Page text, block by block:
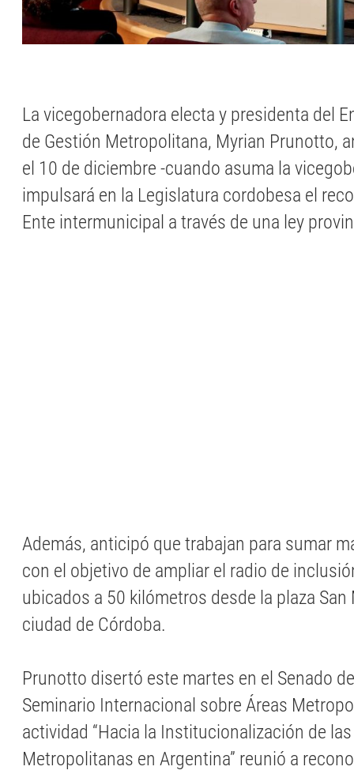
La vicegobernadora electa y presidenta del
de Gestión Metropolitana, Myrian Prunotto,
el 10 de diciembre -cuando asuma la
impulsará en la Legislatura cordobesa el
Ente intermunicipal a través de una ley
Además, anticipó que trabajan para sumar
con el objetivo de ampliar el radio de
ubicados a 50 kilómetros desde la plaza San
ciudad de Córdoba.
Prunotto disertó este martes en el Senado
Seminario Internacional sobre Áreas
actividad “Hacia la Institucionalización de
Metropolitanas en Argentina” reunió a